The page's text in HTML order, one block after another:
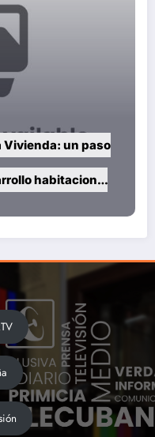
Vivienda: un paso
habitacional